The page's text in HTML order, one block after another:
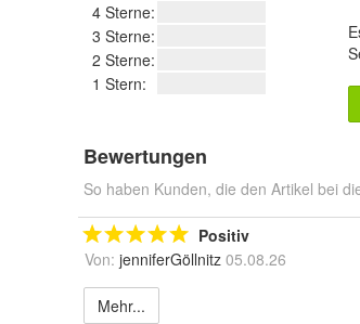
4 Sterne:
3 Sterne:
2 Sterne:
1 Stern:
Bewertungen
So haben Kunden, die den Artikel bei
Positiv
Von: jenniferGöllnitz 05.08.26
Mehr...